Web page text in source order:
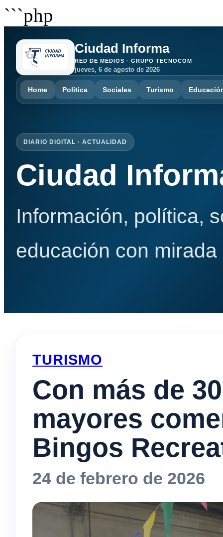
```php
Ciudad Informa
RED DE MEDIOS · GRUPO TECNOCOM
jueves, 6 de agosto de 2026
Home Política Sociales Turismo
DIARIO DIGITAL · ACTUALIDAD
Ciudad
Información, política,
educación con
TURISMO
Con más de
mayores
Bingos
24 de febrero de 2026